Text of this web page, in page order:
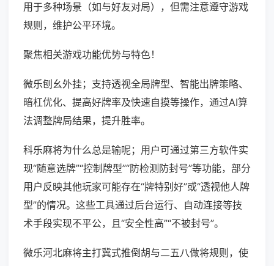
用于多种场景（如与好友对局），但需注意遵守游戏
规则，维护公平环境。
聚焦相关游戏功能优势与特色！
微乐刨幺外挂；支持透视全局牌型、智能出牌策略、
暗杠优化、提高好牌率及快速自摸等操作，通过AI算
法调整牌局结果，提升胜率。
科乐麻将为什么总是输呢；用户可通过第三方软件实
现“随意选牌”“控制牌型”“防检测防封号”等功能，部分
用户反映其他玩家可能存在“牌特别好”或“透视他人牌
型”的情况。这些工具通过后台运行、自动连接等技
术手段实现不平公，且“安全性高”“不被封号”。
微乐河北麻将主打冀式推倒胡与二五八做将规则，使